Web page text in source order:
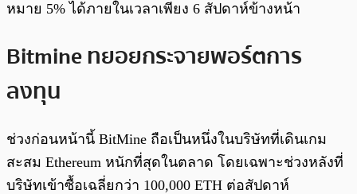
หมาย 5% ได้ภายในเวลาเพียง 6 สัปดาห์ข้างหน้า
Bitmine ทยอยกระจายพอร์ตการ
ลงทุน
ช่วงก่อนหน้านี้ BitMine ถือเป็นหนึ่งในบริษัทที่เดินเกม
สะสม Ethereum หนักที่สุดในตลาด โดยเฉพาะช่วงหลังที่
บริษัทเข้าซื้อเฉลี่ยกว่า 100,000 ETH ต่อสัปดาห์